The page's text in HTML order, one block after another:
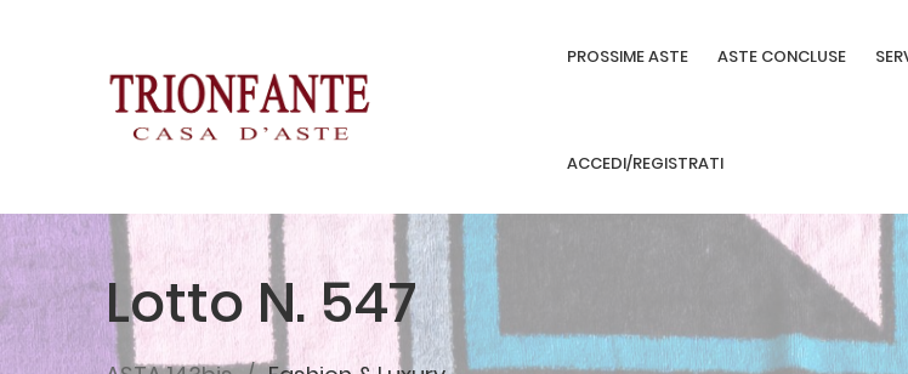
PROSSIME ASTE ASTE CONCLUSE
ACCEDI/REGISTRATI
Lotto N. 547